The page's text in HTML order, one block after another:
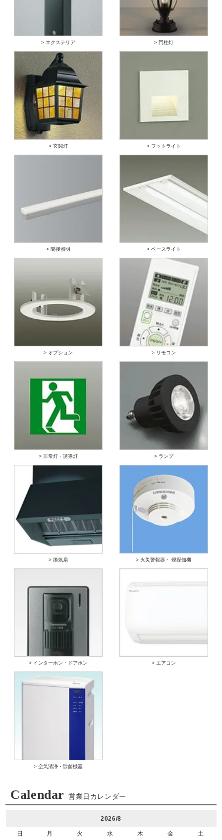
> エクステリア > 門柱灯
> 玄関灯 > フットライト
> 間接照明 > ベースライト
> オプション > リモコン
> 非常灯・誘導灯 > ランプ
> 換気扇 > 火災警報器・ 煙探知機
> インターホン・ドアホン > エアコン
> 空気清浄・除菌機器
Calendar 営業日カレンダー
2026/8
日 月 火 水 木 金 土